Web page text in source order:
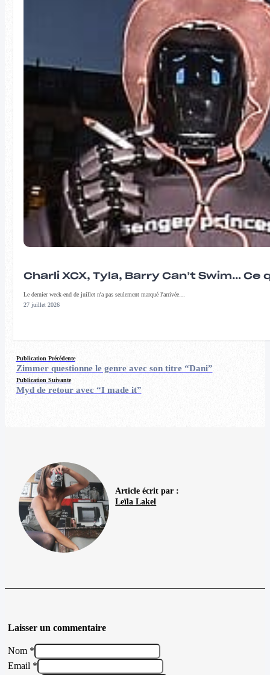
Charli XCX, Tyla, Barry Can’t Swim…
Le dernier week-end de juillet n'a pas seulement marqué l'arrivée…
27 juillet 2026
Publication Précédente
Zimmer questionne le genre avec son titre “Dani”
Publication Suivante
Myd de retour avec “I made it”
Article écrit par :
Leïla Lakel
Laisser un commentaire
Nom *
Email *